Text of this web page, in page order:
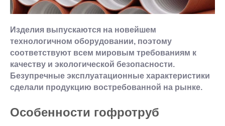
Изделия выпускаются на новейшем
технологичном оборудовании, поэтому
соответствуют всем мировым требованиям к
качеству и экологической безопасности.
Безупречные эксплуатационные характеристики
сделали продукцию востребованной на рынке.
Особенности гофротруб